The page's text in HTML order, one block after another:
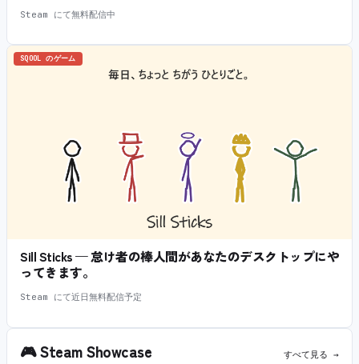
Steam にて無料配信中
SQOOL のゲーム
Sill Sticks — 怠け者の棒人間があなたのデスクトップにや
ってきます。
Steam にて近日無料配信予定
🎮Steam Showcase すべて見る →